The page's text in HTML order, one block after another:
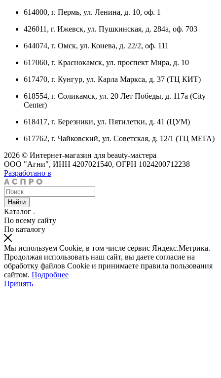
614000, г. Пермь, ул. Ленина, д. 10, оф. 1
426011, г. Ижевск, ул. Пушкинская, д. 284а, оф. 703
644074, г. Омск, ул. Конева, д. 22/2, оф. 111
617060, г. Краснокамск, ул. проспект Мира, д. 10
617470, г. Кунгур, ул. Карла Маркса, д. 37 (ТЦ КИТ)
618554, г. Соликамск, ул. 20 Лет Победы, д. 117а (City
Center)
618417, г. Березники, ул. Пятилетки, д. 41 (ЦУМ)
617762, г. Чайковский, ул. Советская, д. 12/1 (ТЦ МЕГА)
2026 © Интернет-магазин для beauty-мастера
ООО "Агни", ИНН 4207021540, ОГРН 1024200712238
Разработано в
Найти
Каталог
По всему сайту
По каталогу
Мы используем Cookie, в том числе сервис Яндекс.Метрика.
Продолжая использовать наш сайт, вы даете согласие на
обработку файлов Cookie и принимаете правила пользования
сайтом. Подробнее
Принять